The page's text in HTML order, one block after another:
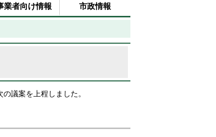
業者向け情報 市政情報
議案を上程しました。